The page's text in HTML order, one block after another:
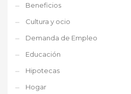
Beneficios
Cultura y ocio
Demanda de Empleo
Educación
Hipotecas
Hogar